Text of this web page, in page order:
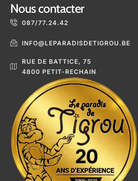
Nous contacter
087/77.24.42
INFO@LEPARADISDETIGROU.BE
RUE DE BATTICE, 75
4800 PETIT-RECHAIN